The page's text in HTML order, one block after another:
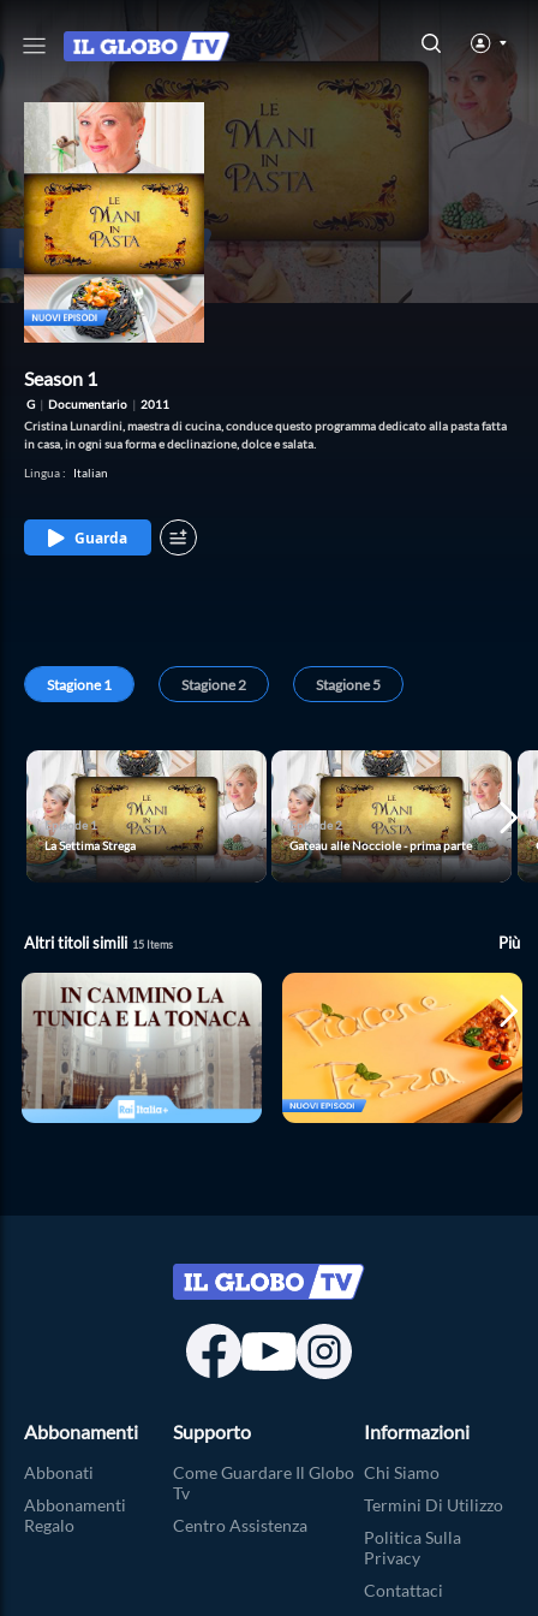
Season 1
G | Documentario | 2011
Cristina Lunardini, maestra di cucina, conduce questo programma dedicato alla pasta fatta
in casa, in ogni sua forma e declinazione, dolce e salata.
Lingua: Italian
Guarda
Stagione1 Stagione2 Stagione5
Episode 1
La Settima Strega
Episode2
Gateau alle Nocciole - prima parte
Altri titoli simili 15 Items Più
Abbonamenti
Abbonati
Abbonamenti
Regalo
Supporto
Come Guardare Il Globo
Tv
Centro Assistenza
Informazioni
Chi Siamo
Termini Di Utilizzo
Politica Sulla
Privacy
Contattaci